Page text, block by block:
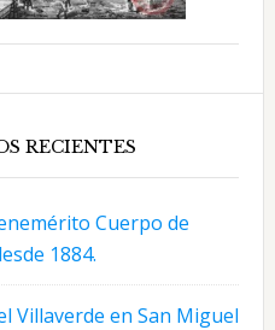
RECIENTES
Cuerpo de
1884.
Villaverde en San Miguel